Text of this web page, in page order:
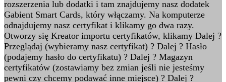
rozszerzenia lub dodatki i tam znajdujemy nasz dodatek
Gabient Smart Cards, który włączamy. Na komputerze
odnajdujemy nasz certyfikat i klikamy go dwa razy.
Otworzy się Kreator importu certyfikatów, klikamy Dalej ?
Przeglądaj (wybieramy nasz certyfikat) ? Dalej ? Hasło
(podajemy hasło do certyfikatu) ? Dalej ? Magazyn
certyfikatów (zostawiamy bez zmian jeśli nie jesteśmy
pewni czy chcemy podawać inne miejsce) ? Dalej ?